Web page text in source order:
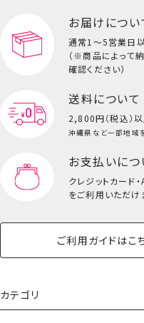
お届けについ
通常1～5営業日以
（※商品によって
確認ください）
送料について
2,800円（税込）
沖縄県など一部地域
お支払いにつ
クレジットカード・
をご利用いただけ
ご利用ガイドはこ
カテゴリ